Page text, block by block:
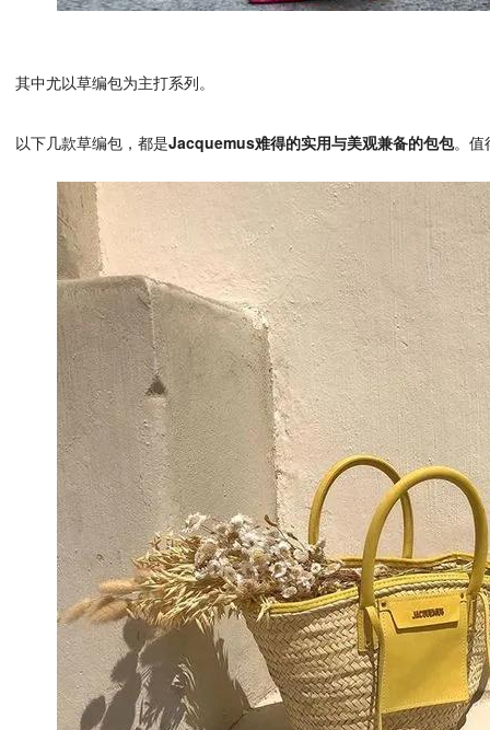
其中尤以草编包为主打系列。
以下几款草编包，都是Jacquemus难得的实用与美观兼备的包包。值